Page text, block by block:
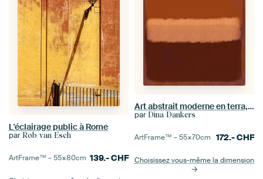
L'éclairage public à Rome
par Rob van Esch
ArtFrame™ –55×80cm 139.-CHF
Art abstrait moderne en terra, jaune, brun
par Dina Dankers
ArtFrame™ –55×70cm 172.-CHF
Choisissez vous-même la dimension